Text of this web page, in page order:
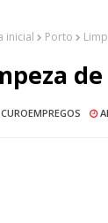
inicial Porto